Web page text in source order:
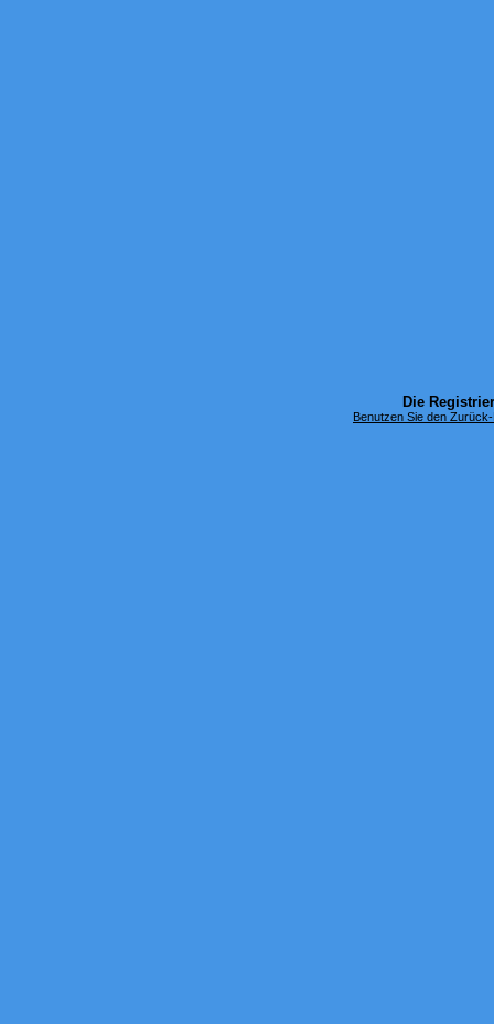
Die
Benutzen Sie den